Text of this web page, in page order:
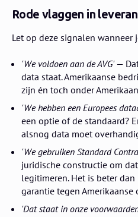
Rode vlaggen in
Let op deze signalen wanneer
'We voldoen aan de AVG'—
data staat. Amerikaanse
zijn én toch onder
'We hebben een Europees
een optie of de standaard?
alsnog data moet
'We gebruiken Standard
juridische constructie om
legitimeren. Het is beter
garantie tegen Amerikaanse
'Dat staat in onze